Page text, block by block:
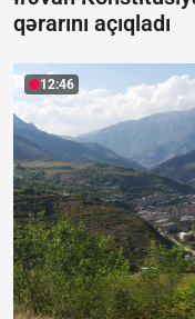
qərarını açıqladı
12:46